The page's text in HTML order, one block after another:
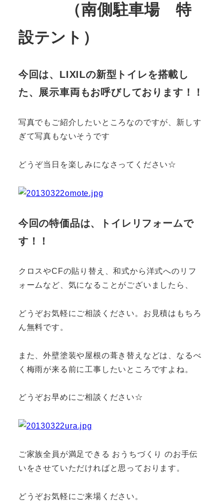
（南側駐車場 特
設テント）
今回は、LIXILの新型トイレを搭載し
た、展示車両もお呼びしております！！
写真でもご紹介したいところなのですが、新しす
ぎて写真もないそうです
どうぞ当日を楽しみになさってください☆
今回の特価品は、トイレリフォームで
す！！
クロスやCFの貼り替え、和式から洋式へのリフ
ォームなど、気になることがございましたら、
どうぞお気軽にご相談ください。お見積はもちろ
ん無料です。
また、外壁塗装や屋根の葺き替えなどは、なるべ
く梅雨が来る前に工事したいところですよね。
どうぞお早めにご相談ください☆
ご家族全員が満足できる おうちづくり のお手伝
いをさせていただければと思っております。
どうぞお気軽にご来場ください。